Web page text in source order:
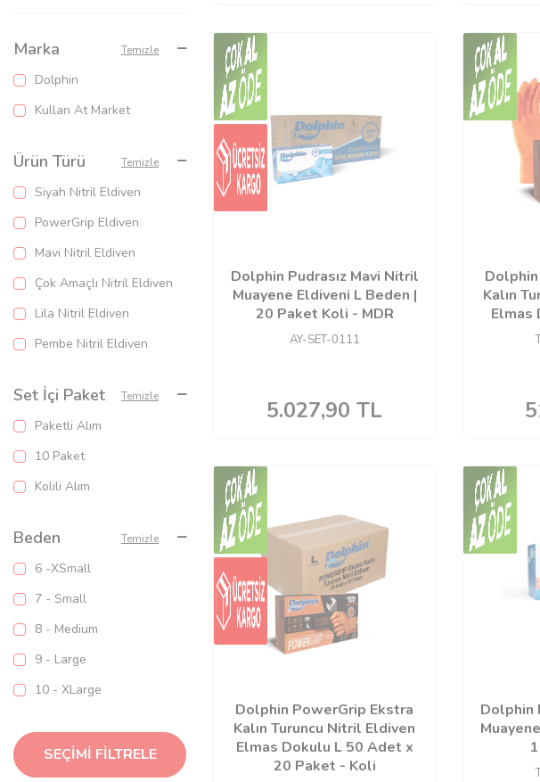
Marka Temizle
Dolphin
Kullan At Market
Ürün Türü Temizle
Siyah Nitril Eldiven
PowerGrip Eldiven
Mavi Nitril Eldiven
Çok Amaçlı Nitril Eldiven
Lila Nitril Eldiven
Pembe Nitril Eldiven
Set İçi Paket Temizle
Paketli Alım
10 Paket
Kolili Alım
Beden Temizle
6 -XSmall
7 - Small
8 - Medium
9 - Large
10 - XLarge
SEÇIMI FILTRELE
Dolphin Pudrasız Mavi Nitril
Muayene Eldiveni L Beden |
20 Paket Koli - MDR
AY-SET-0111
5.027,90 TL
Kalın
Elmas
Dolphin PowerGrip Ekstra
Kalın Turuncu Nitril Eldiven
Elmas Dokulu L 50 Adet x
20 Paket - Koli
Dolphin